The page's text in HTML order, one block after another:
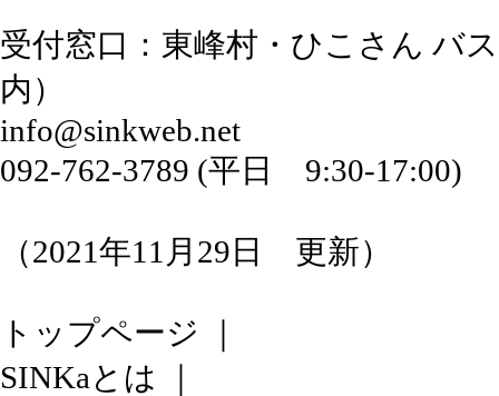
受付窓口：東峰村・ひこさん バ
内）
info@sinkweb.net
092-762-3789 (平日 9:30-17:00)
（2021年11月29日 更新）
トップページ ｜
SINKaとは ｜